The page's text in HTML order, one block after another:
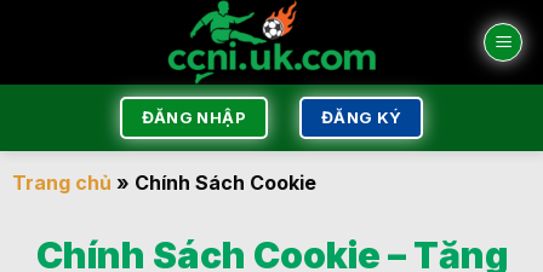
ĐĂNG NHẬP ĐĂNG KÝ
Trang chủ » Chính Sách Cookie
Chính Sách Cookie – Tăng